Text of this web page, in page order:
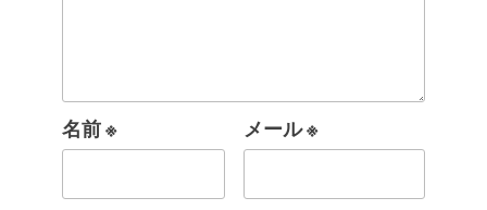
名前※ メール※